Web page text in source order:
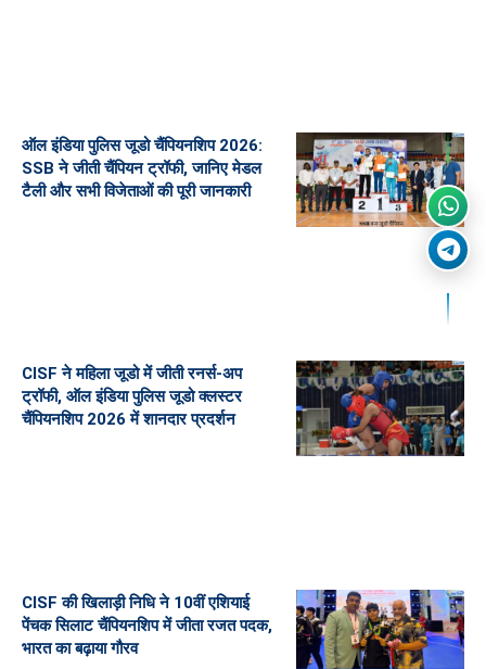
ऑल इंडिया पुलिस जूडो चैंपियनशिप 2026:
SSB ने जीती चैंपियन ट्रॉफी, जानिए मेडल
टैली और सभी विजेताओं की पूरी जानकारी
CISF ने महिला जूडो में जीती रनर्स-अप
ट्रॉफी, ऑल इंडिया पुलिस जूडो क्लस्टर
चैंपियनशिप 2026 में शानदार प्रदर्शन
CISF की खिलाड़ी निधि ने 10वीं एशियाई
पेंचक सिलाट चैंपियनशिप में जीता रजत पदक,
भारत का बढ़ाया गौरव